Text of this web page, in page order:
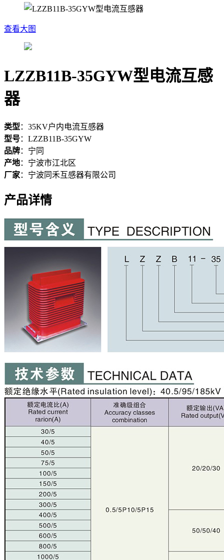
查看大图
LZZB11B-35GYW型电流互感
器
类型 ： 35KV户内电流互感器
型号： LZZB11B-35GYW
品牌： 宁同
产地： 宁波市江北区
厂家： 宁波同禾互感器有限公司
产品详情